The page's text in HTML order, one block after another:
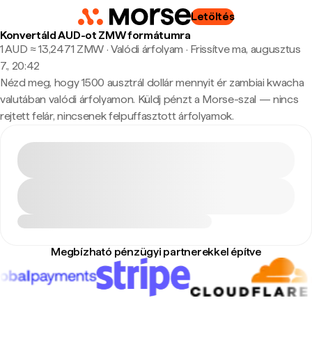
Letöltés
Konvertáld AUD-ot ZMW formátumra
1 AUD ≈ 13,2471 ZMW · Valódi árfolyam · Frissítve ma, augusztus
7., 20:42
Nézd meg, hogy 1500 ausztrál dollár mennyit ér zambiai kwacha
valutában valódi árfolyamon. Küldj pénzt a Morse-szal — nincs
rejtett felár, nincsenek felpuffasztott árfolyamok.
Megbízható pénzügyi partnerekkel építve